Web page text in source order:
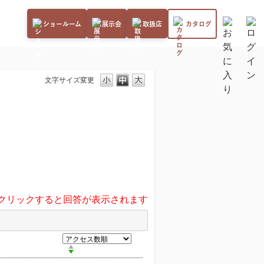
ショールーム 展示会 取扱店 カタログ
文字サイズ変更
リックすると回答が表示されます